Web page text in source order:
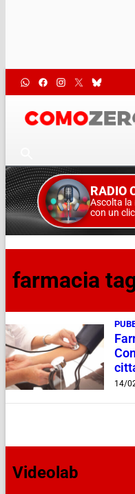
RADIO
Ascolta la
con un
farmacia
14/
Videolab